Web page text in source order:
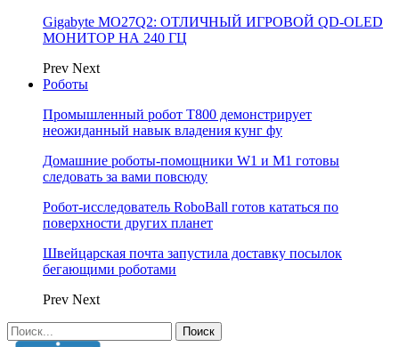
Gigabyte MO27Q2: ОТЛИЧНЫЙ ИГРОВОЙ QD-OLED
МОНИТОР НА 240 ГЦ
Prev Next
Роботы
Промышленный робот Т800 демонстрирует
неожиданный навык владения кунг фу
Домашние роботы-помощники W1 и M1 готовы
следовать за вами повсюду
Робот-исследователь RoboBall готов кататься по
поверхности других планет
Швейцарская почта запустила доставку посылок
бегающими роботами
Prev Next